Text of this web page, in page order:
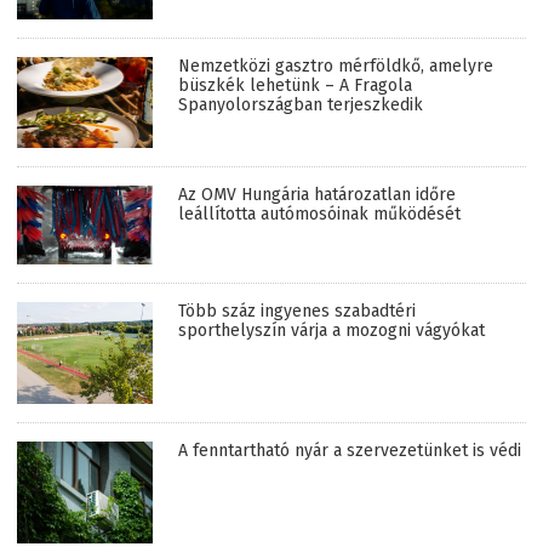
Nemzetközi gasztro mérföldkő, amelyre
büszkék lehetünk – A Fragola
Spanyolországban terjeszkedik
Az OMV Hungária határozatlan időre
leállította autómosóinak működését
Több száz ingyenes szabadtéri
sporthelyszín várja a mozogni vágyókat
A fenntartható nyár a szervezetünket is védi